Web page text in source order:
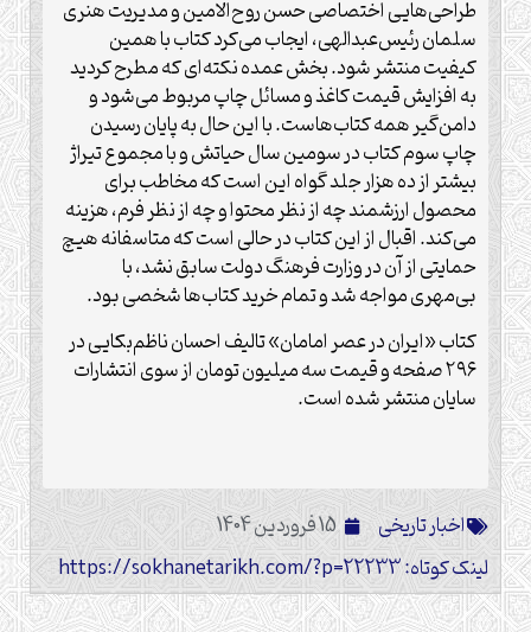
طراحی‌هایی اختصاصی حسن روح‌الامین و مدیریت هنری
سلمان رئیس‌عبدالهی، ایجاب می‌کرد کتاب با همین
کیفیت منتشر شود. بخش عمده نکته‌ای که مطرح کردید
به افزایش قیمت کاغذ و مسائل چاپ مربوط می‌شود و
دامن‌گیر همه کتاب‌هاست. با این حال به پایان رسیدن
چاپ سوم کتاب در سومین سال حیاتش و با مجموع تیراژ
بیشتر از ده هزار جلد گواه این است که مخاطب برای
محصول ارزشمند چه از نظر محتوا و چه از نظر فرم، هزینه
می‌کند. اقبال از این کتاب در حالی است که متاسفانه هیچ
حمایتی از آن در وزارت فرهنگ دولت سابق نشد، با
بی‌مهری مواجه شد و تمام خرید کتاب‌ها شخصی بود.
کتاب «ایران در عصر امامان» تالیف احسان ناظم‌بکایی در
۲۹۶ صفحه و قیمت سه میلیون تومان از سوی انتشارات
سایان منتشر شده است.
اخبار تاریخی
15 فروردین 1404
لینک کوتاه: https://sokhanetarikh.com/?p=22233